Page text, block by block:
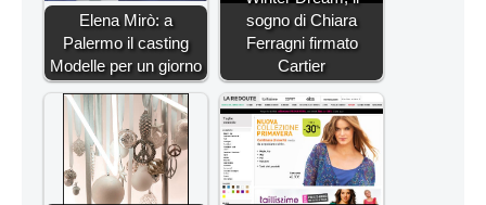
Elena Mirò: a
Palermo il casting
Modelle per un giorno
sogno di Chiara
Ferragni firmato
Cartier